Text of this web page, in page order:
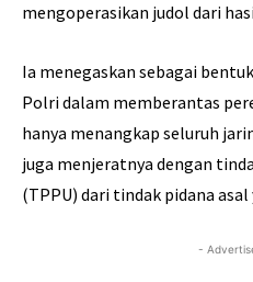
mengoperasikan judol dari
Ia menegaskan sebagai
Polri dalam memberantas
hanya menangkap seluruh
juga menjeratnya dengan
(TPPU) dari tindak pidana
-